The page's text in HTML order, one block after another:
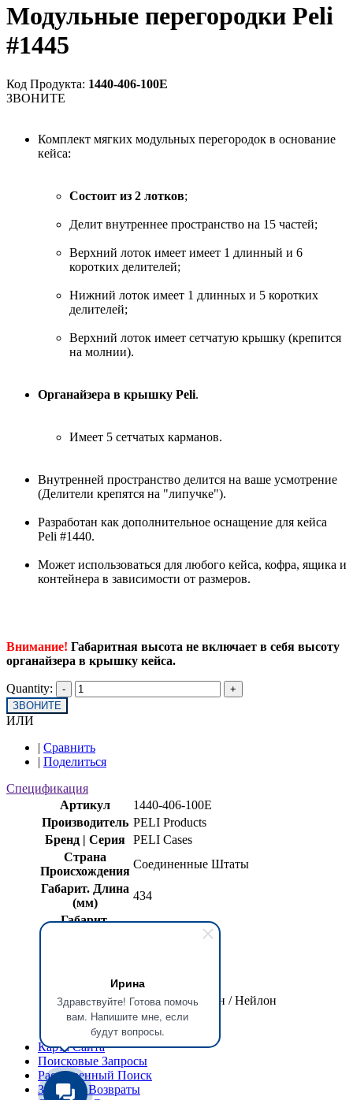
Ирина
Здравствуйте! Готова помочь
вам. Напишите мне, если
будут вопросы.
Модульные перегородки Peli
#1445
Код Продукта: 1440-406-100E
ЗВОНИТЕ
Комплект мягких модульных перегородок в основание
кейса:
Состоит из 2 лотков;
Делит внутреннее пространство на 15 частей;
Верхний лоток имеет имеет 1 длинный и 6
коротких делителей;
Нижний лоток имеет 1 длинных и 5 коротких
делителей;
Верхний лоток имеет сетчатую крышку (крепится
на молнии).
Органайзера в крышку Peli.
Имеет 5 сетчатых карманов.
Внутренней пространство делится на ваше усмотрение
(Делители крепятся на "липучке").
Разработан как дополнительное оснащение для кейса
Peli #1440.
Может использоваться для любого кейса, кофра, ящика и
контейнера в зависимости от размеров.
Внимание! Габаритная высота не включает в себя высоту
органайзера в крышку кейса.
Quantity:
ЗВОНИТЕ
ИЛИ
| Сравнить
| Поделиться
Спецификация
Артикул
1440-406-100E
Производитель PELI Products
Бренд | Серия PELI Cases
Страна
Происхождения
Соединенные Штаты
Габарит. Длина
(мм)
434
Габарит.
190
Масса (кг)
1,250
Материал
Пенополиэтилен / Нейлон
Цвет
Серый
Карта Сайта
Поисковые Запросы
Расширенный Поиск
Заказы и Возвраты